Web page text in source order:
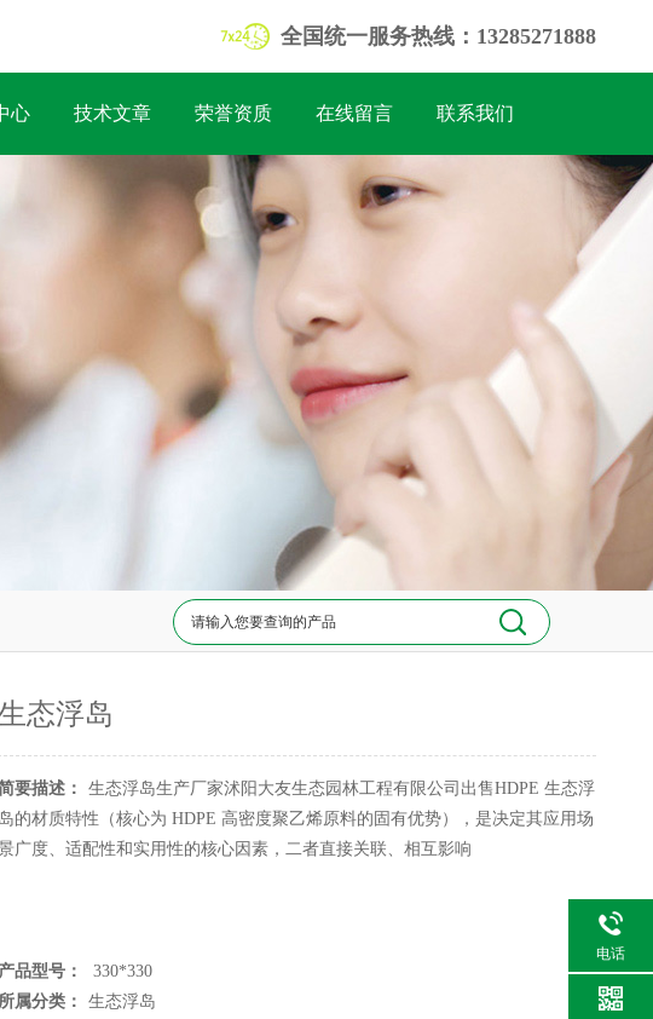
全国统一服务热线：13285271888
心 技术文章 荣誉资质 在线留言 联系我们
态浮岛
要描述：
生态浮岛生产厂家沭阳大友生态园林工程有限公司出售HDPE 生态浮
岛的材质特性（核心为 HDPE 高密度聚乙烯原料的固有优势），是决定其应用场
广度、适配性和实用性的核心因素，二者直接关联、相互影响
产品型号：
330*330
所属分类：
生态浮岛
电话